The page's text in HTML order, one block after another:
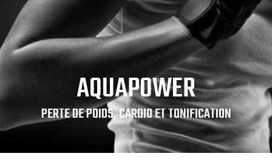
AQUAPOWER
PERTE DE POIDS, CARDIO ET TONIFICATION